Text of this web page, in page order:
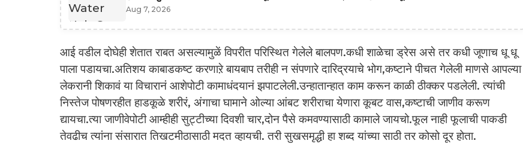
Aug 7, 2026
आई वडील दोघेही शेतात राबत असल्यामुळें विपरीत परिस्थित गेलेले बालपण.कधी शाळेचा ड्रेस असे तर कधी जूणाच धू धू
पाला पडायचा.अतिशय काबाडकष्ट करणाऱे बायबाप तरीही न संपणारे दारिद्रयाचे भोग,कष्टाने पीचत गेलेली माणसे आपल्या
लेकरानी शिकावं या विचारानं आशेपोटी कामाधंदयानं झपाटलेली.उन्हातान्हात काम करून काळी ठीक्कर पडलेली. त्यांची
निस्तेज पोषणरहीत हाडकूळे शरीरं, अंगाचा घामाने ओल्या आंबट शरीराचा येणारा कूबट वास,कष्टाची जाणीव करूण
द्यायचा.त्या जाणीवेपोटी आम्हीही सुट्टीच्या दिवशी चार,दोन पैसे कमवण्यासाठी कामाले जायचो.फूल नाही फूलाची पाकडी
तेवढीच त्यांना संसारात तिखटमीठासाठी मदत व्हायची. तरी सुखसमृद्धी हा शब्द यांच्या साठी तर कोसो दूर होता.